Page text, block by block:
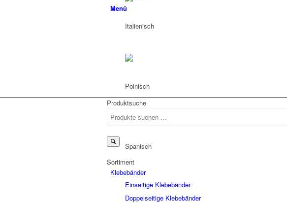
Menü
Produktsuche
Sortiment
Klebebänder
Einseitige Klebebänder
Doppelseitige Klebebänder